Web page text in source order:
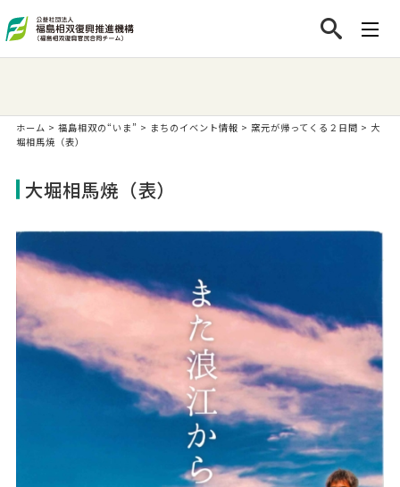
ホーム > 福島相双の“いま” > まちのイベント情報 > 窯元が帰ってくる２日間 > 大
堀相馬焼（表）
大堀相馬焼（表）